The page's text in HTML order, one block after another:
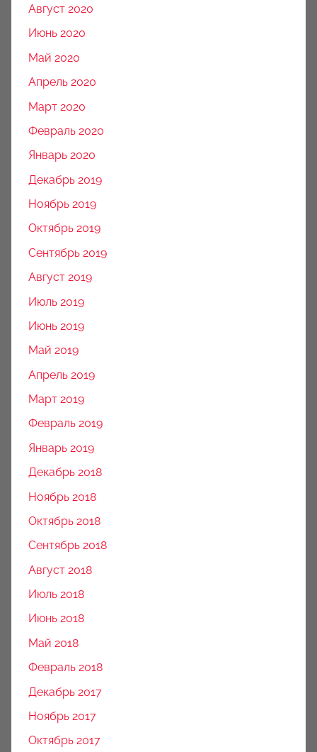
Август 2020
Июнь 2020
Май 2020
Апрель 2020
Март 2020
Февраль 2020
Январь 2020
Декабрь 2019
Ноябрь 2019
Октябрь 2019
Сентябрь 2019
Август 2019
Июль 2019
Июнь 2019
Май 2019
Апрель 2019
Март 2019
Февраль 2019
Январь 2019
Декабрь 2018
Ноябрь 2018
Октябрь 2018
Сентябрь 2018
Август 2018
Июль 2018
Июнь 2018
Май 2018
Февраль 2018
Декабрь 2017
Ноябрь 2017
Октябрь 2017